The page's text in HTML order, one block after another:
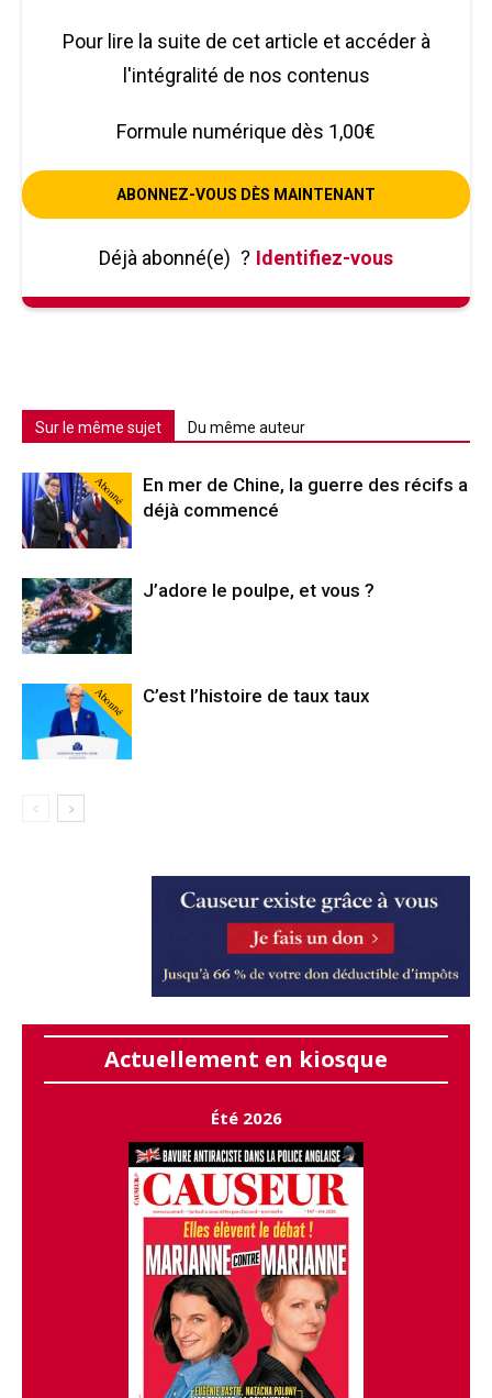
Pour lire la suite de cet article et accéder à
l'intégralité de nos contenus
Formule numérique dès 1,00€
ABONNEZ-VOUS DÈS MAINTENANT
Déjà abonné(e) ? Identifiez-vous
Sur le même sujet Du même auteur
Abonné
En mer de Chine, la guerre des récifs a
déjà commencé
J’adore le poulpe, et vous ?
Abonné C’est l’histoire de taux taux
Actuellement en kiosque
Été 2026